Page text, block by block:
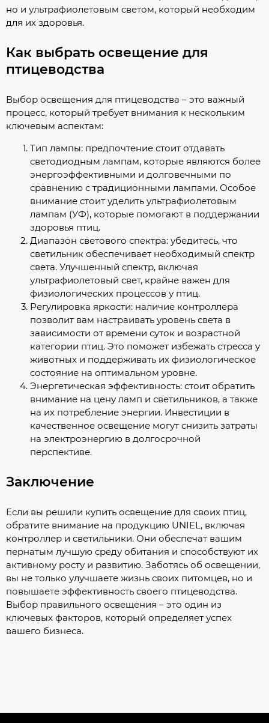
но и ультрафиолетовым светом, который необходим
для их здоровья.
Как выбрать освещение для
птицеводства
Выбор освещения для птицеводства – это важный
процесс, который требует внимания к нескольким
ключевым аспектам:
Тип лампы: предпочтение стоит отдавать
светодиодным лампам, которые являются более
энергоэффективными и долговечными по
сравнению с традиционными лампами. Особое
внимание стоит уделить ультрафиолетовым
лампам (УФ), которые помогают в поддержании
здоровья птиц.
Диапазон светового спектра: убедитесь, что
светильник обеспечивает необходимый спектр
света. Улучшенный спектр, включая
ультрафиолетовый свет, крайне важен для
физиологических процессов у птиц.
Регулировка яркости: наличие контроллера
позволит вам настраивать уровень света в
зависимости от времени суток и возрастной
категории птиц. Это поможет избежать стресса у
животных и поддерживать их физиологическое
состояние на оптимальном уровне.
Энергетическая эффективность: стоит обратить
внимание на цену ламп и светильников, а также
на их потребление энергии. Инвестиции в
качественное освещение могут снизить затраты
на электроэнергию в долгосрочной
перспективе.
Заключение
Если вы решили купить освещение для своих птиц,
обратите внимание на продукцию UNIEL, включая
контроллер и светильники. Они обеспечат вашим
пернатым лучшую среду обитания и способствуют их
активному росту и развитию. Заботясь об освещении,
вы не только улучшаете жизнь своих питомцев, но и
повышаете эффективность своего птицеводства.
Выбор правильного освещения – это один из
ключевых факторов, который определяет успех
вашего бизнеса.